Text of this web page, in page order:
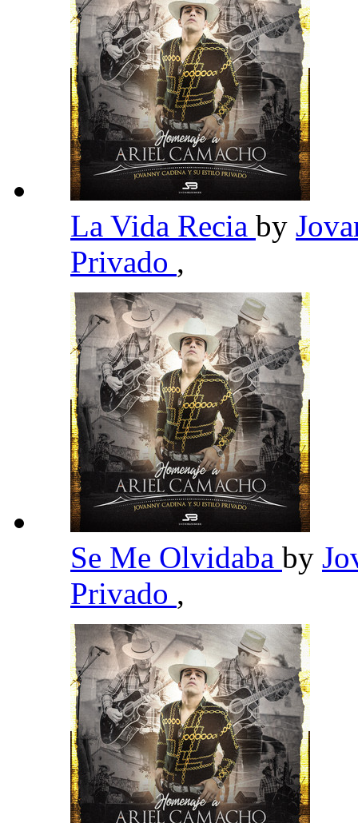
La Vida Recia by
Privado ,
Se Me Olvidaba by
Privado ,